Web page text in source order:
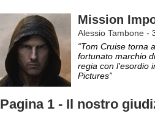
Mission
Alessio Tambone -
“Tom Cruise torna
fortunato marchio
regia con l'esordio
Pictures”
Pagina 1 - Il nostro